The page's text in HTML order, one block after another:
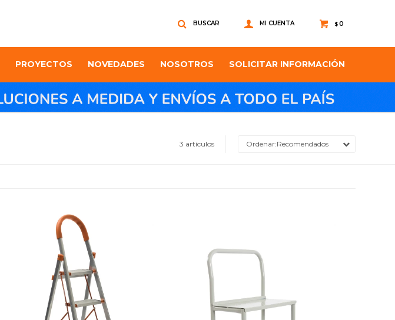
PROYECTOS NOVEDADES NOSOTROS SOLICITAR INFORMACIÓN
$0
3 artículos Recomendados